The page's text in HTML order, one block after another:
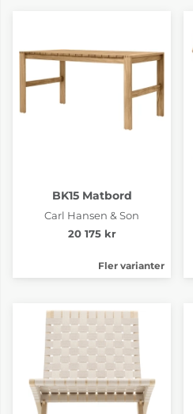
BK15 Matbord
Carl Hansen & Son
20 175 kr
Fler varianter